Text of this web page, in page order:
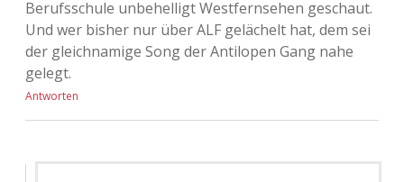
Berufsschule unbehelligt Westfernsehen geschaut.
Und wer bisher nur über ALF gelächelt hat, dem sei
der gleichnamige Song der Antilopen Gang nahe
gelegt.
Antworten